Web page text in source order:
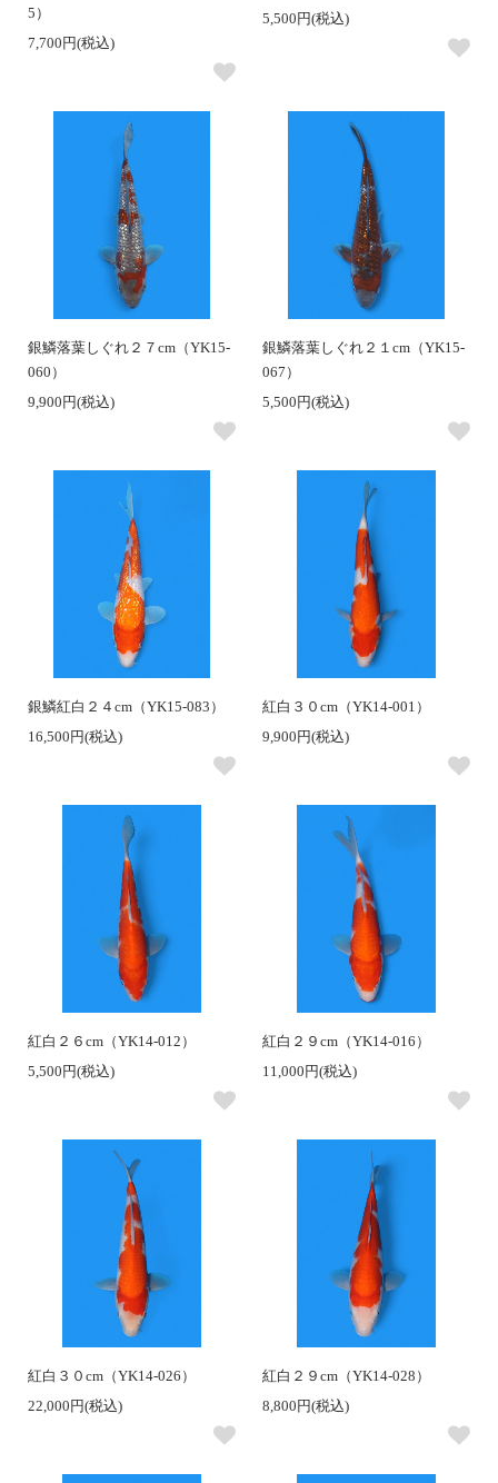
5）
7,700円(税込)
5,500円(税込)
銀鱗落葉しぐれ２７cm（YK15-
060）
9,900円(税込)
銀鱗落葉しぐれ２１cm（YK15-
067）
5,500円(税込)
銀鱗紅白２４cm（YK15-083）
16,500円(税込)
紅白３０cm（YK14-001）
9,900円(税込)
紅白２６cm（YK14-012）
5,500円(税込)
紅白２９cm（YK14-016）
11,000円(税込)
紅白３０cm（YK14-026）
22,000円(税込)
紅白２９cm（YK14-028）
8,800円(税込)